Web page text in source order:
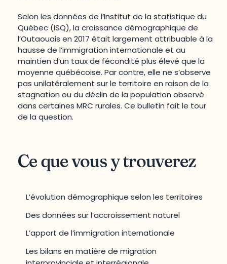
Selon les données de l’Institut de la statistique du
Québec (ISQ), la croissance démographique de
l’Outaouais en 2017 était largement attribuable à la
hausse de l’immigration internationale et au
maintien d’un taux de fécondité plus élevé que la
moyenne québécoise. Par contre, elle ne s’observe
pas unilatéralement sur le territoire en raison de la
stagnation ou du déclin de la population observé
dans certaines MRC rurales. Ce bulletin fait le tour
de la question.
Ce que vous y trouverez
L’évolution démographique selon les territoires
Des données sur l’accroissement naturel
L’apport de l’immigration internationale
Les bilans en matière de migration